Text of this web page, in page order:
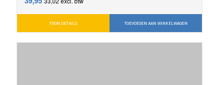
TOEVOEGEN AAN WINKELWAGEN
TOON DETAILS